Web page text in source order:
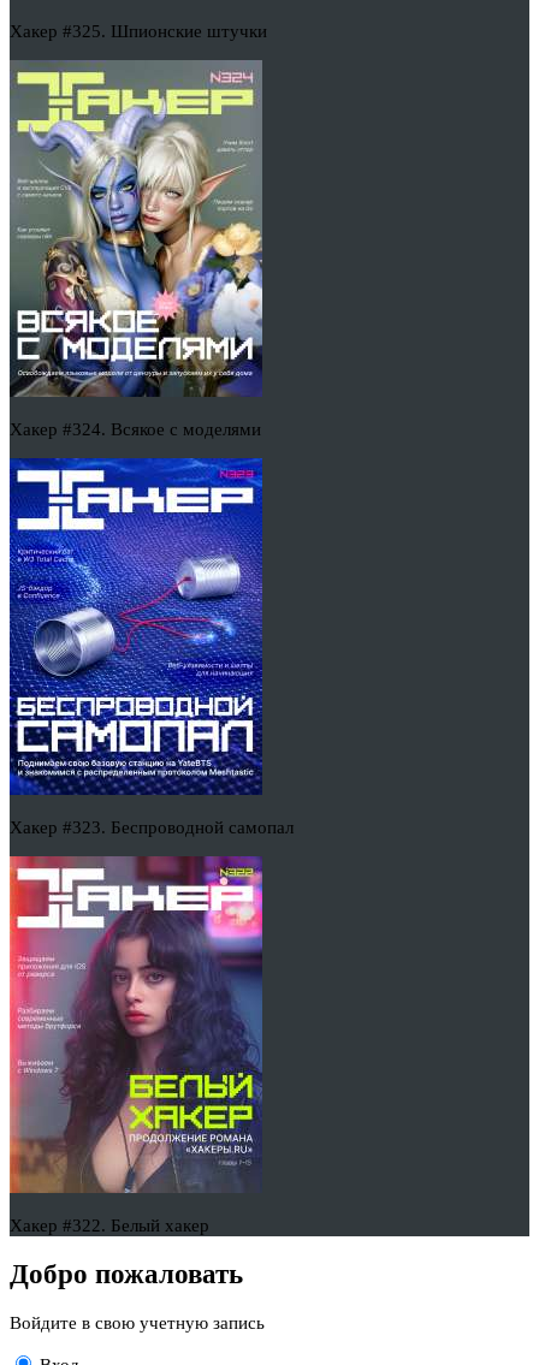
Хакер #325. Шпионские штучки
Хакер #324. Всякое с моделями
Хакер #323. Беспроводной самопал
Хакер #322. Белый хакер
Добро пожаловать
Войдите в свою учетную запись